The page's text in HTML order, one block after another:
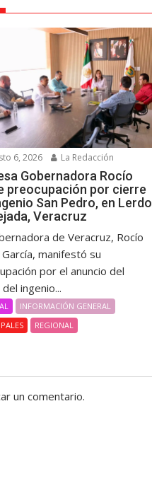
6, 2026 La Redacción
Gobernadora Rocío
preocupación por cierre
San Pedro, en Lerdo
Veracruz
de Veracruz, Rocío
García, manifestó su
por el anuncio del
ingenio...
INFORMACIÓN GENERAL
REGIONAL
un comentario.